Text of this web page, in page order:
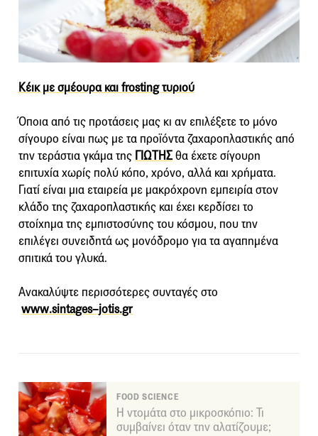
Κέικ με σμέουρα και frosting τυριού
Όποια από τις προτάσεις μας κι αν επιλέξετε το μόνο
σίγουρο είναι πως με τα προϊόντα ζαχαροπλαστικής από
την τεράστια γκάμα της ΓΙΩΤΗΣθα έχετε σίγουρη
επιτυχία χωρίς πολύ κόπο, χρόνο, αλλά και χρήματα.
Γιατί είναι μια εταιρεία με μακρόχρονη εμπειρία στον
κλάδο της ζαχαροπλαστικής και έχει κερδίσει το
στοίχημα της εμπιστοσύνης του κόσμου, που την
επιλέγει συνειδητά ως μονόδρομο για τα αγαπημένα
σπιτικά του γλυκά.
Ανακαλύψτε περισσότερες συνταγές στο
www.sintages–jotis.gr
FOOD SCIENCE
Η ντομάτα στο μικροσκόπιο: Τι
συμβαίνει όταν την αλατίζουμε;